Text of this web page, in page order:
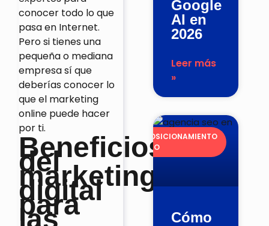
conocer todo lo que
pasa en Internet.
Pero si tienes una
pequeña o mediana
empresa sí que
deberías conocer lo
que el marketing
online puede hacer
por ti.
Beneficios
del
marketing
digital
para
las
Google
AI en
2026
Leer más
»
POSICIONAMIENTO
SEO
Cómo